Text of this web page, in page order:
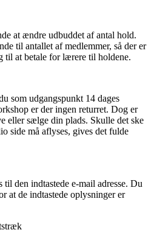
at ændre udbuddet af antal hold.
til antallet af medlemmer, så der er
til at betale for lærere til holdene.
som udgangspunkt 14 dages
er der ingen returret. Dog er
eller sælge din plads. Skulle det ske
side må aflyses, gives det fulde
den indtastede e-mail adresse. Du
at de indtastede oplysninger er